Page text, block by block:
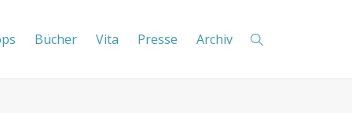
Bücher Vita Presse Archiv